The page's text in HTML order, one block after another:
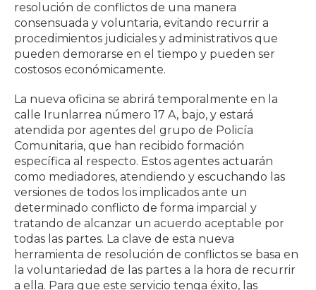
resolución de conflictos de una manera
consensuada y voluntaria, evitando recurrir a
procedimientos judiciales y administrativos que
pueden demorarse en el tiempo y pueden ser
costosos económicamente.
La nueva oficina se abrirá temporalmente en la
calle Irunlarrea número 17 A, bajo, y estará
atendida por agentes del grupo de Policía
Comunitaria, que han recibido formación
específica al respecto. Estos agentes actuarán
como mediadores, atendiendo y escuchando las
versiones de todos los implicados ante un
determinado conflicto de forma imparcial y
tratando de alcanzar un acuerdo aceptable por
todas las partes. La clave de esta nueva
herramienta de resolución de conflictos se basa en
la voluntariedad de las partes a la hora de recurrir
a ella. Para que este servicio tenga éxito, las